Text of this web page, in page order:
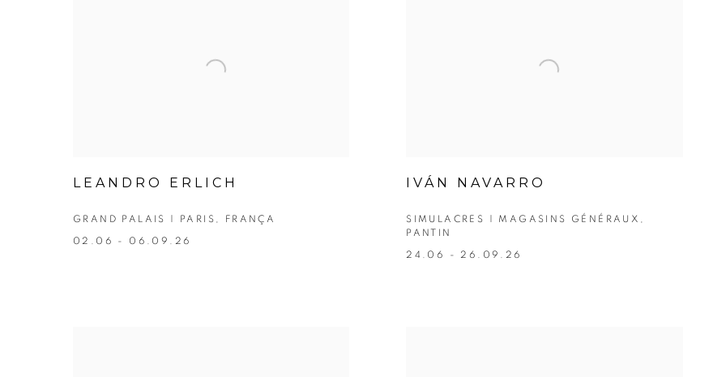
LEANDRO ERLICH
GRAND PALAIS | PARIS, FRANÇA
02.06 - 06.09.26
IVÁN NAVARRO
SIMULACRES | MAGASINS GÉNÉRAUX,
PANTIN
24.06 - 26.09.26